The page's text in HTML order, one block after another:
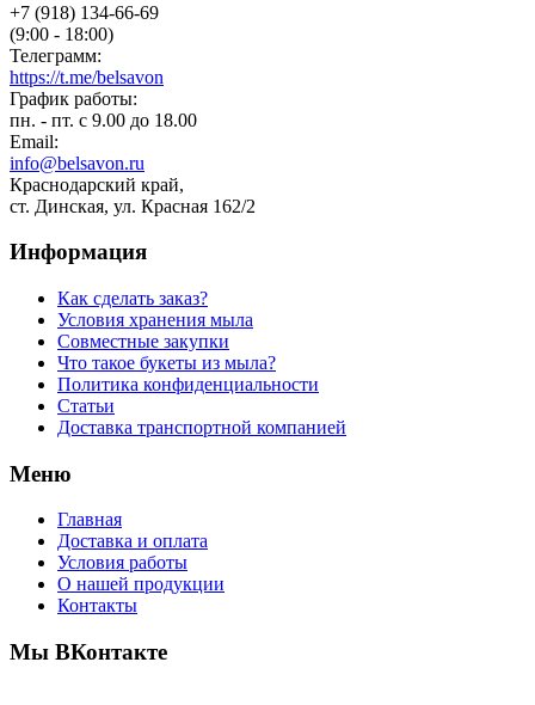
+7 (918) 134-66-69
(9:00 - 18:00)
Телеграмм:
https://t.me/belsavon
График работы:
пн. - пт. с 9.00 до 18.00
Email:
info@belsavon.ru
Краснодарский край,
ст. Динская, ул. Красная 162/2
Информация
Как сделать заказ?
Условия хранения мыла
Совместные закупки
Что такое букеты из мыла?
Политика конфиденциальности
Статьи
Доставка транспортной компанией
Меню
Главная
Доставка и оплата
Условия работы
О нашей продукции
Контакты
Мы ВКонтакте